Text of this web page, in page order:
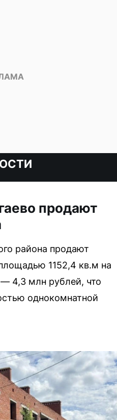
продают
района продают
1152,4 кв.м на
4,3 млн рублей, что
однокомнатной